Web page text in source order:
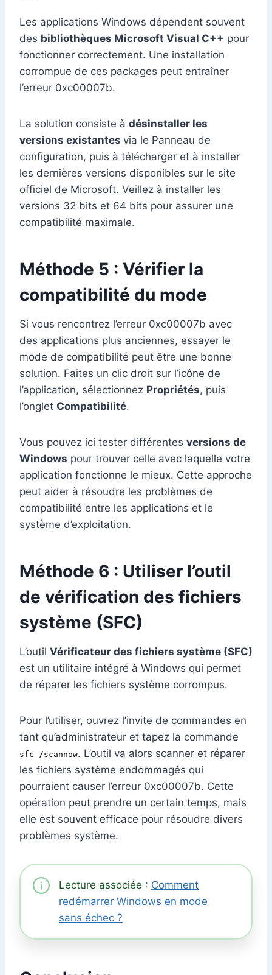
Les applications Windows dépendent souvent
des bibliothèques Microsoft Visual C++ pour
fonctionner correctement. Une installation
corrompue de ces packages peut entraîner
l’erreur 0xc00007b.
La solution consiste à désinstaller les
versions existantes via le Panneau de
configuration, puis à télécharger et à installer
les dernières versions disponibles sur le site
officiel de Microsoft. Veillez à installer les
versions 32 bits et 64 bits pour assurer une
compatibilité maximale.
Méthode 5 : Vérifier la
compatibilité du mode
Si vous rencontrez l’erreur 0xc00007b avec
des applications plus anciennes, essayer le
mode de compatibilité peut être une bonne
solution. Faites un clic droit sur l’icône de
l’application, sélectionnez Propriétés, puis
l’onglet Compatibilité.
Vous pouvez ici tester différentes versions de
Windows pour trouver celle avec laquelle votre
application fonctionne le mieux. Cette approche
peut aider à résoudre les problèmes de
compatibilité entre les applications et le
système d’exploitation.
Méthode 6 : Utiliser l’outil
de vérification des fichiers
système (SFC)
L’outil Vérificateur des fichiers système (SFC)
est un utilitaire intégré à Windows qui permet
de réparer les fichiers système corrompus.
Pour l’utiliser, ouvrez l’invite de commandes en
tant qu’administrateur et tapez la commande
sfc /scannow. L’outil va alors scanner et réparer
les fichiers système endommagés qui
pourraient causer l’erreur 0xc00007b. Cette
opération peut prendre un certain temps, mais
elle est souvent efficace pour résoudre divers
problèmes système.
Lecture associée : Comment
redémarrer Windows en mode
sans échec ?